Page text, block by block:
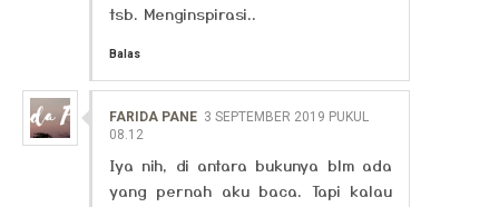
tsb. Menginspirasi..
Balas
FARIDA PANE 3 SEPTEMBER 2019 PUKUL
08.12
Iya nih, di antara bukunya blm ada
yang pernah aku baca. Tapi kalau